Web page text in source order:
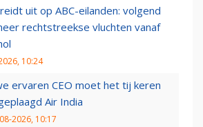
uit op ABC-eilanden: volgend
rechtstreekse vluchten vanaf
10:24
ervaren CEO moet het tij keren
Air India
2026, 10:17